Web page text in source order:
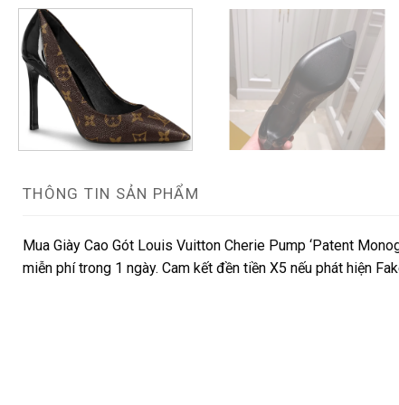
THÔNG TIN SẢN PHẨM
Mua Giày Cao Gót Louis Vuitton Cherie Pump ‘Patent
miễn phí trong 1 ngày. Cam kết đền tiền X5 nếu phát hiện